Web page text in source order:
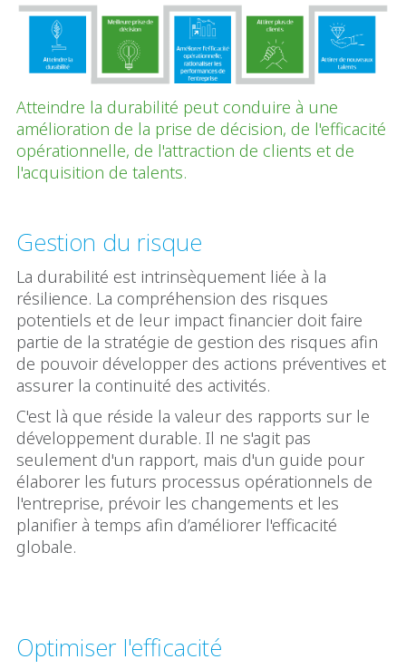
Atteindre la durabilité peut conduire à une
amélioration de la prise de décision, de l'efficacité
opérationnelle, de l'attraction de clients et de
l'acquisition de talents.
Gestion du risque
La durabilité est intrinsèquement liée à la
résilience. La compréhension des risques
potentiels et de leur impact financier doit faire
partie de la stratégie de gestion des risques afin
de pouvoir développer des actions préventives et
assurer la continuité des activités.
C'est là que réside la valeur des rapports sur le
développement durable. Il ne s'agit pas
seulement d'un rapport, mais d'un guide pour
élaborer les futurs processus opérationnels de
l'entreprise, prévoir les changements et les
planifier à temps afin d’améliorer l'efficacité
globale.
Optimiser l'efficacité